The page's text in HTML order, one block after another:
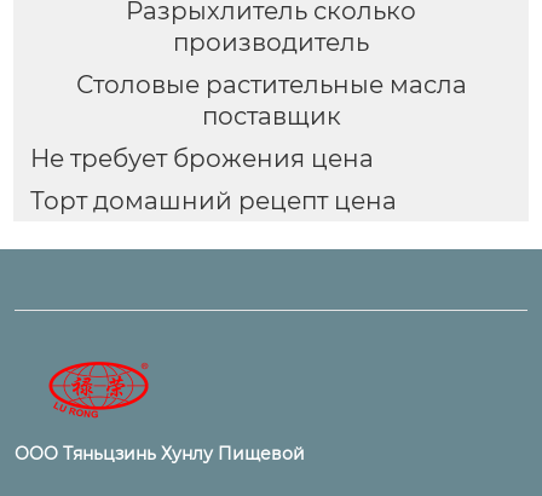
Разрыхлитель сколько
производитель
Столовые растительные масла
поставщик
Не требует брожения цена
Торт домашний рецепт цена
ООО Тяньцзинь Хунлу Пищевой